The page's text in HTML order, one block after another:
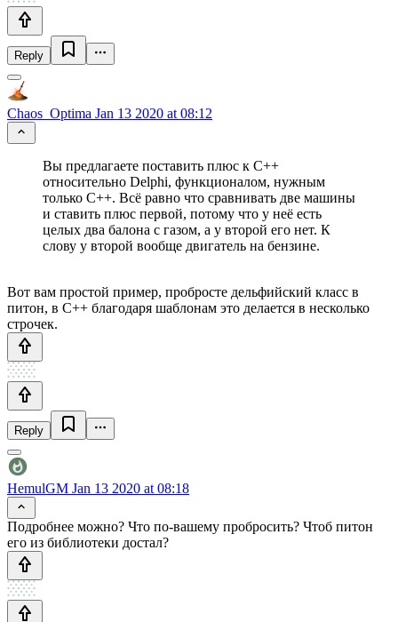
Reply
Chaos_Optima Jan 13 2020 at 08:12
Вы предлагаете поставить плюс к C++
относительно Delphi, функционалом, нужным
только C++. Всё равно что сравнивать две машины
и ставить плюс первой, потому что у неё есть
целых два балона с газом, а у второй его нет. К
слову у второй вообще двигатель на бензине.
Вот вам простой пример, пробросте дельфийский класс в
питон, в С++ благодаря шаблонам это делается в несколько
строчек.
Reply
HemulGM Jan 13 2020 at 08:18
Подробнее можно? Что по-вашему пробросить? Чтоб питон
его из библиотеки достал?